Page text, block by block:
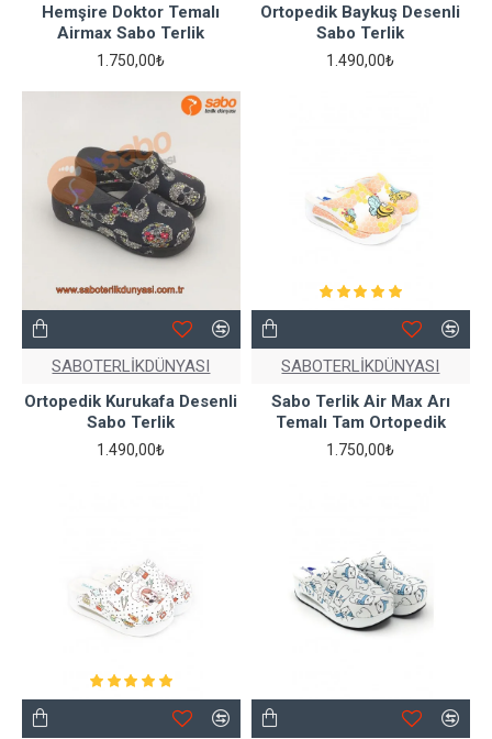
Hemşire Doktor Temalı
Airmax Sabo Terlik
1.750,00₺
Ortopedik Baykuş Desenli
Sabo Terlik
1.490,00₺
SABOTERLİKDÜNYASI
Ortopedik Kurukafa Desenli
Sabo Terlik
1.490,00₺
SABOTERLİKDÜNYASI
Sabo Terlik Air Max Arı
Temalı Tam Ortopedik
1.750,00₺